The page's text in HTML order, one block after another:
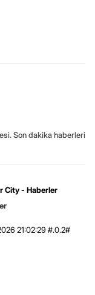
Son dakika haberleri
City - Haberler
21:02:29 #.0.2#